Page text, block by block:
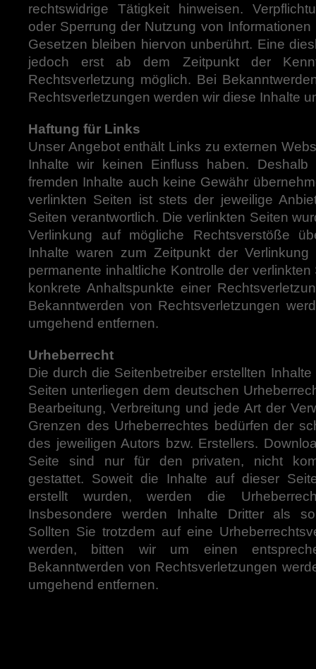
rechtswidrige Tätigkeit hinweisen.
oder Sperrung der Nutzung von
Gesetzen bleiben hiervon unberührt. Eine
jedoch erst ab dem Zeitpunkt der
Rechtsverletzung möglich. Bei
Rechtsverletzungen werden wir diese Inhalte
Haftung für Links
Unser Angebot enthält Links zu externen
Inhalte wir keinen Einfluss haben.
fremden Inhalte auch keine Gewähr
verlinkten Seiten ist stets der jeweilige
Seiten verantwortlich. Die verlinkten Seiten
Verlinkung auf mögliche Rechtsverstöße
Inhalte waren zum Zeitpunkt der Verlinkung
permanente inhaltliche Kontrolle der
konkrete Anhaltspunkte einer
Bekanntwerden von Rechtsverletzungen
umgehend entfernen.
Urheberrecht
Die durch die Seitenbetreiber erstellten
Seiten unterliegen dem deutschen
Bearbeitung, Verbreitung und jede Art der
Grenzen des Urheberrechtes bedürfen der
des jeweiligen Autors bzw. Erstellers.
Seite sind nur für den privaten, nicht
gestattet. Soweit die Inhalte auf dieser
erstellt wurden, werden die
Insbesondere werden Inhalte Dritter als
Sollten Sie trotzdem auf eine
werden, bitten wir um einen
Bekanntwerden von Rechtsverletzungen
umgehend entfernen.